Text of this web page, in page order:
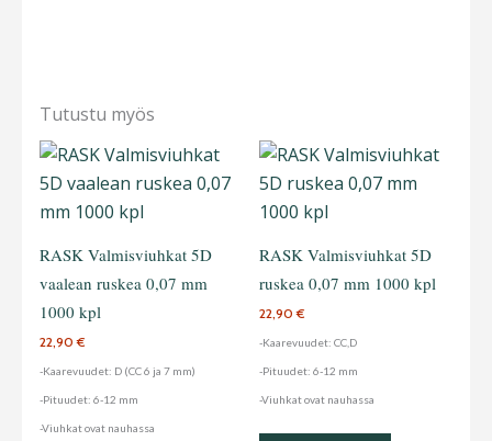
Tutustu myös
RASK Valmisviuhkat 5D
vaalean ruskea 0,07 mm
1000 kpl
22,90€
-Kaarevuudet: D (CC 6 ja 7 mm)
-Pituudet: 6-12 mm
-Viuhkat ovat nauhassa
Tällä
tuotteella
muunnelma.
Voit
tuotteen
RASK Valmisviuhkat 5D
ruskea 0,07 mm 1000 kpl
22,90€
-Kaarevuudet: CC,D
-Pituudet: 6-12 mm
-Viuhkat ovat nauhassa
Tällä
tuotteella
muunnelma.
Voit